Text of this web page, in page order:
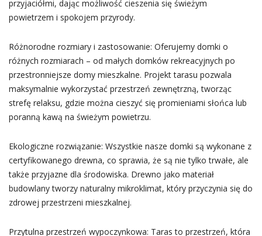
przyjaciółmi, dając możliwość cieszenia się świeżym
powietrzem i spokojem przyrody.
Różnorodne rozmiary i zastosowanie: Oferujemy domki o
różnych rozmiarach – od małych domków rekreacyjnych po
przestronniejsze domy mieszkalne. Projekt tarasu pozwala
maksymalnie wykorzystać przestrzeń zewnętrzną, tworząc
strefę relaksu, gdzie można cieszyć się promieniami słońca lub
poranną kawą na świeżym powietrzu.
Ekologiczne rozwiązanie: Wszystkie nasze domki są wykonane z
certyfikowanego drewna, co sprawia, że są nie tylko trwałe, ale
także przyjazne dla środowiska. Drewno jako materiał
budowlany tworzy naturalny mikroklimat, który przyczynia się do
zdrowej przestrzeni mieszkalnej.
Przytulna przestrzeń wypoczynkowa: Taras to przestrzeń, która